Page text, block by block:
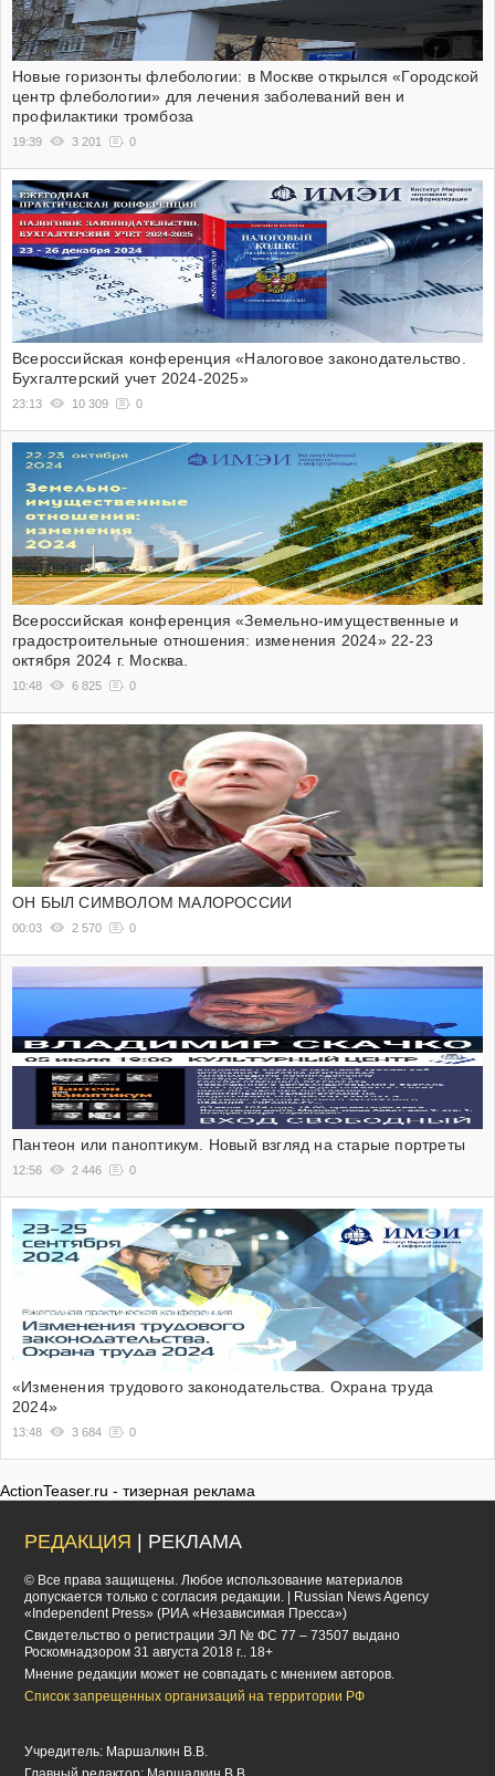
Новые горизонты флебологии: в Москве открылся «Городской
центр флебологии» для лечения заболеваний вен и
профилактики тромбоза
19:39 3 201 0
Всероссийская конференция «Налоговое законодательство.
Бухгалтерский учет 2024-2025»
23:13 10 309 0
Всероссийская конференция «Земельно-имущественные и
градостроительные отношения: изменения 2024» 22-23
октября 2024 г. Москва.
10:48 6 825 0
ОН БЫЛ СИМВОЛОМ МАЛОРОССИИ
00:03 2 570 0
Пантеон или паноптикум. Новый взгляд на старые портреты
12:56 2 446 0
«Изменения трудового законодательства. Охрана труда
2024»
13:48 3 684 0
ActionTeaser.ru - тизерная реклама
РЕДАКЦИЯ | РЕКЛАМА
© Все права защищены. Любое использование материалов
допускается только с согласия редакции. | Russian News Agency
«Independent Press» (РИА «Независимая Пресса»)
Cвидетельство о регистрации ЭЛ № ФС 77 – 73507 выдано
Роскомнадзором 31 августа 2018 г.. 18+
Мнение редакции может не совпадать с мнением авторов.
Список запрещенных организаций на территории РФ
Учредитель: Маршалкин В.В.